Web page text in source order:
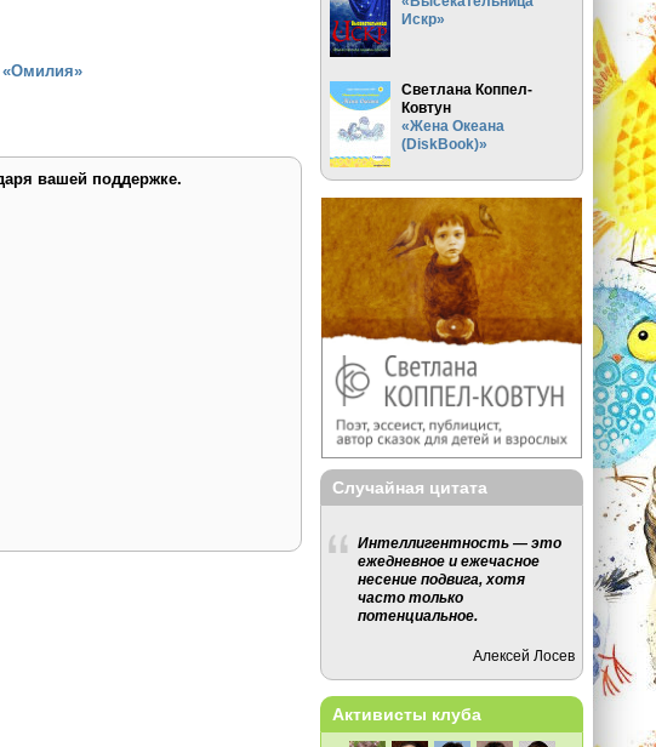
«Омилия»
вашей поддержке.
Искр»
Светлана Коппел-
Ковтун
«Жена Океана
(DiskBook)»
Случайная цитата
Интеллигентность — это
ежедневное и ежечасное
несение подвига, хотя
часто только
потенциальное.
Алексей Лосев
Активисты клуба